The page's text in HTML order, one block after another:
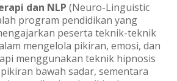
dan NLP (Neuro-Linguistic
program pendidikan yang
peserta teknik-teknik
mengelola pikiran, emosi, dan
menggunakan teknik hipnosis
bawah sadar, sementara